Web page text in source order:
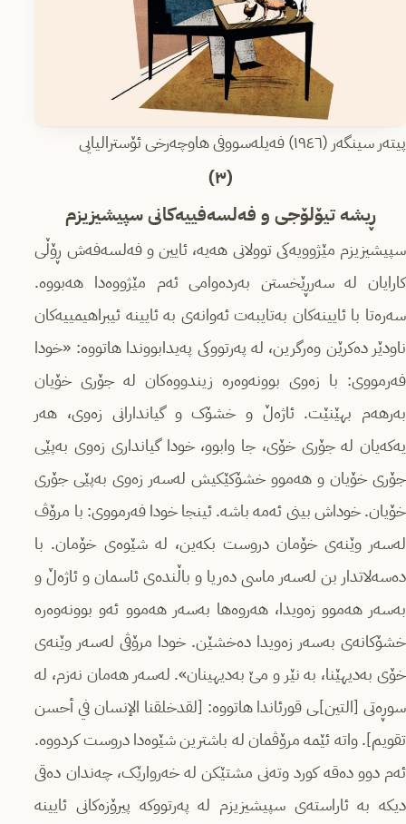
پیتەر سینگەر (١٩٤٦) فەیلەسووفی هاوچەرخی ئۆسترالیایی
(٣)
ڕیشە تیۆلۆجی و فەلسەفییەکانی سپیشیزیزم
سپیشیزیزم مێژوویەکی توولانی هەیە، ئایین و فەلسەفەش ڕۆڵی
کارایان لە سەرڕێخستن بەردەوامی ئەم مێژووەدا هەبووە.
سەرەتا با ئایینەکان بەتایبەت ئەوانەی بە ئایینە ئیبراهیمییەکان
ناودێر دەکرێن وەرگرین، لە پەرتووکی پەیدابووندا هاتووە: «خودا
فەرمووی: با زەوی بوونەوەرە زیندووەکان لە جۆری خۆیان
بەرهەم بهێنێت. ئاژەڵ و خشۆک و گیاندارانی زەوی، هەر
یەکەیان لە جۆری خۆی، جا وابوو، خودا گیانداری زەوی بەپێی
جۆری خۆیان و هەموو خشۆکێکیش لەسەر زەوی بەپێی جۆری
خۆیان. خوداش بینی ئەمە باشە. ئینجا خودا فەرمووی: با مرۆڤ
لەسەر وێنەی خۆمان دروست بکەین، لە شێوەی خۆمان. با
دەسەلاتدار بن لەسەر ماسی دەریا و باڵندەی ئاسمان و ئاژەڵ و
بەسەر هەموو زەویدا، هەروەها بەسەر هەموو ئەو بوونەوەرە
خشۆکانەی بەسەر زەویدا دەخشێن. خودا مرۆڤی لەسەر وێنەی
خۆی بەدیهێنا، بە نێر و مێ بەدیهینان». لەسەر هەمان نەزم، لە
سوڕەتی [التين]ـی قورئاندا هاتووە: [لقدخلقنا الإنسان في أحسن
تقويم]. واتە ئێمە مرۆڤمان لە باشترین شێوەدا دروست کردووە.
ئەم دوو دەقە کورد وتەنی مشتێکن لە خەروارێک، چەندان دەقی
دیکە بە ئاراستەی سپیشیزیزم لە پەرتووکە پیرۆزەکانی ئایینە